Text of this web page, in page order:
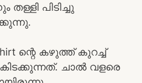
പിടിച്ചു
ന്റെ കഴുത്ത് കുറച്ച്
ചാൽ വളരെ